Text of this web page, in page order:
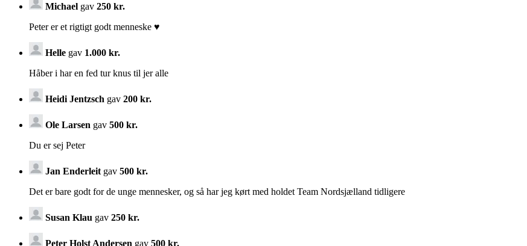
Michael gav 250 kr.
Peter er et rigtigt godt menneske ♥️
Helle gav 1.000 kr.
Håber i har en fed tur knus til jer alle
Heidi Jentzsch gav 200 kr.
Ole Larsen gav 500 kr.
Du er sej Peter
Jan Enderleit gav 500 kr.
Det er bare godt for de unge mennesker, og så har jeg kørt med holdet Team Nordsjælland tidligere
Susan Klau gav 250 kr.
Peter Holst Andersen gav 500 kr.